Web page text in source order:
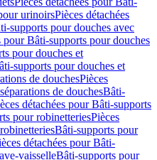
urinoirsPièces détachées
supports pour douches avec
pour Bâti-supports pour douches
pour douches et
supports pour douches et
de douchesPièces
de douchesBâti-
détachées pour Bâti-supports
pour robinetteriesPièces
Bâti-supports pour
détachées pour Bâti-
vaisselleBâti-supports pour